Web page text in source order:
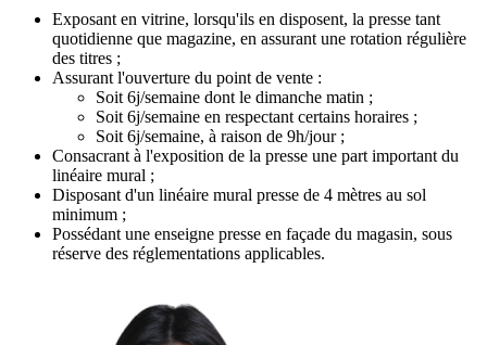
Exposant en vitrine, lorsqu'ils en disposent, la presse tant
quotidienne que magazine, en assurant une rotation régulière
des titres ;
Assurant l'ouverture du point de vente :
Soit 6j/semaine dont le dimanche matin ;
Soit 6j/semaine en respectant certains horaires ;
Soit 6j/semaine, à raison de 9h/jour ;
Consacrant à l'exposition de la presse une part important du
linéaire mural ;
Disposant d'un linéaire mural presse de 4 mètres au sol
minimum ;
Possédant une enseigne presse en façade du magasin, sous
réserve des réglementations applicables.